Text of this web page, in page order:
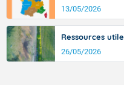
13/05/2026
Ressources
26/05/2026